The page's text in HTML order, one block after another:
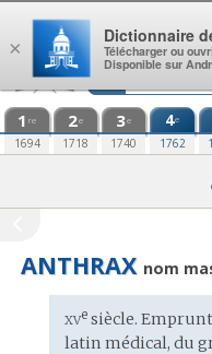
Aller au contenu
1 re
1694
2e
1718
3e
1740
4e
1762
ANTHRAX nom
Étymologie
:
xvesiècle.
latin médical, du
×
Dictionnaire
Télécharger ou
Disponible sur